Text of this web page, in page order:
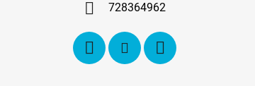
728364962